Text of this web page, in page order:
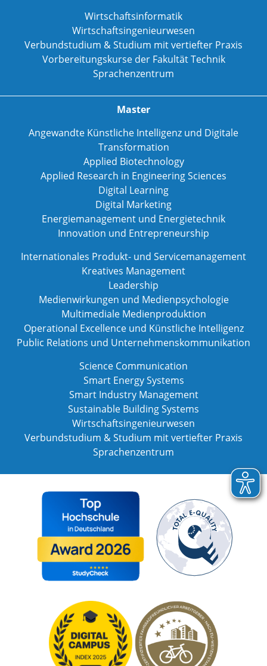
Wirtschaftsinformatik
Wirtschaftsingenieurwesen
Verbundstudium & Studium mit vertiefter Praxis
Vorbereitungskurse der Fakultät Technik
Sprachenzentrum
Master
Angewandte Künstliche Intelligenz und Digitale
Transformation
Applied Biotechnology
Applied Research in Engineering Sciences
Digital Learning
Digital Marketing
Energiemanagement und Energietechnik
Innovation und Entrepreneurship
Internationales Produkt- und Servicemanagement
Kreatives Management
Leadership
Medienwirkungen und Medienpsychologie
Multimediale Medienproduktion
Operational Excellence und Künstliche Intelligenz
Public Relations und Unternehmenskommunikation
Science Communication
Smart Energy Systems
Smart Industry Management
Sustainable Building Systems
Wirtschaftsingenieurwesen
Verbundstudium & Studium mit vertiefter Praxis
Sprachenzentrum